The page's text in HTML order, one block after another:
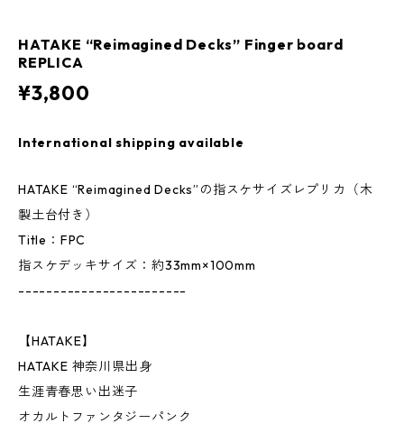
HATAKE “Reimagined Decks” Finger board
REPLICA
¥3,800
International shipping available
HATAKE “Reimagined Decks”の指スケサイズレプリカ（木
製土台付き）
Title：FPC
指スケデッキサイズ：約33mm×100mm
------------------------
【HATAKE】
HATAKE 神奈川県出身
生涯青春思い出迷子
オカルトファンタジーパンク